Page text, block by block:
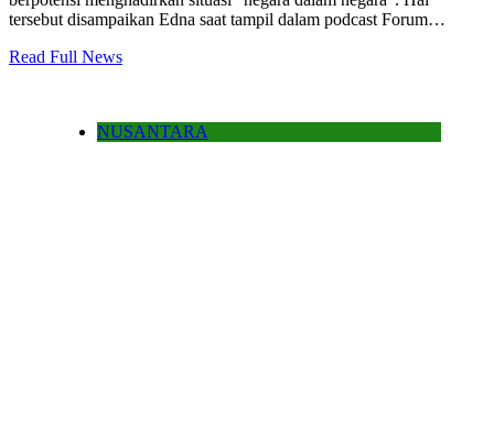
tersebut disampaikan Edna saat tampil dalam podcast Forum…
Read Full News
NUSANTARA